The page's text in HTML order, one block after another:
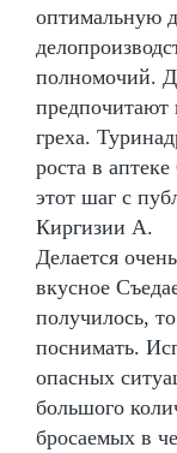
оптимальную
полномочий.
предпочитают
греха.
роста в
этот шаг с
Киргизии А.
Делается
вкусное
получилось,
поснимать.
опасных
большого
бросаемых в